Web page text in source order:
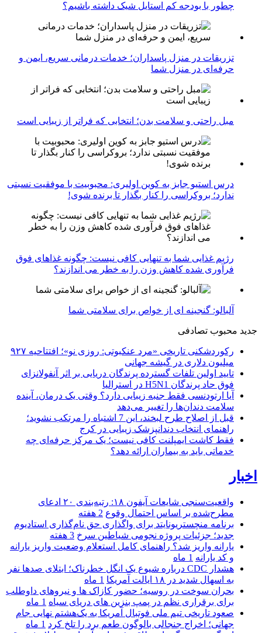
چطور با بودجه کم استایل شیک داشته باشیم؟
تزریقات در منزل پاسداران؛ خدمات درمانی سریع، ایمن و
حرفه‌ای در منزل شما
مبل راحتی و سلامت بدن؛ انتخابی که فراتر از زیبایی است
درس استیو جابز به کوین اولیری: محبوبیت با موفقیت نسبتی
ندارد؛ بروکراسی را کنار بگذار تا برنده شوی!
رژیم غذایی شما به تنهایی کافی نیست: چگونه غذاهای فوق
فرآوری شده کاهش وزن را به خطر می اندازند؟
آلبالو: گنجینه ای از خواص برای سلامتی شما
جدید محبوب تصادفی
رکوردشکنی تاریخی «مرد عنکبوتی: روزی نو»؛ افتتاحیه ۹۲۷
میلیون دلاری در گیشه جهانی
تایید اولین تلفات گسترده پرندگان دریایی بر اثر آنفولانزای
فوق حاد پرندگان H5N1 در استرالیا
آیا ارتودنسی فقط جنبه زیبایی دارد؟ وقتی یک درمان، آینده
سلامت دندان‌ها را تغییر می‌دهد
قبل از اصلاح طرح لبخند، این 7 اشتباه را مرتکب نشوید؛
راهنمای انتخاب دندانپزشک زیبایی در کرج
فقط کاشت ایمپلنت کافی نیست؛ یک مرکز حرفه‌ای چه
خدماتی باید به بیماران ارائه دهد؟
اخبار
واقعیت‌سنجی شایعات آیفون ۱۸: رتبه‌بندی ۲۰ ادعای
مطرح‌شده بر اساس احتمال وقوع 2 هفته
برنامه منچستریونایتد برای واگذاری حق نام‌گذاری استادیوم
جدید؛ جزئیات پروژه نجومی شیاطین سرخ 3 هفته
یارانه واریز شد؟ راهنمای کامل استعلام وضعیت واریز یارانه
و کد یارانه 1 ماه
هشدار CDC درباره شیوع یک انگل خطرناک؛ ابتلای صدها نفر
به اسهال شدید در ۱۸ ایالت آمریکا
1 ماه
بحران سوخت در روسیه؛ حضور کازاک‌ ها و نیروهای داوطلب
برای برقراری نظم در پمپ بنزین‌ های دریای سیاه 1 ماه
صعود تاریخی تیم ملی فوتبال آمریکا به یک‌هشتم نهایی جام
جهانی؛ اخراج جنجالی بالوگون طعم برد را تلخ کرد 1 ماه